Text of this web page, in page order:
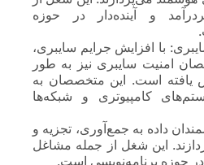
و آینده‌دار در حوزه
با افزایش جرایم سایبری،
امنیت سایبری نیز به طور
یافته است. این متخصصان به
کامپیوتری و شبکه‌ها
داده به جمع‌آوری، تجزیه و
این شغل از جمله مشاغل
در حوزه برنامه‌نویسی است.